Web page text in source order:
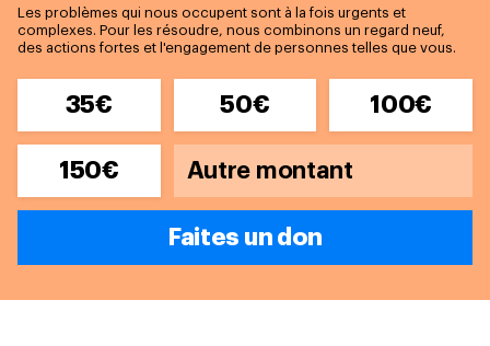
Les problèmes qui nous occupent sont à la fois urgents et
complexes. Pour les résoudre, nous combinons un regard neuf,
des actions fortes et l'engagement de personnes telles que vous.
35€ 50€ 100€
150€
Faites un don